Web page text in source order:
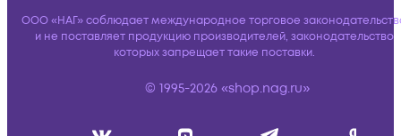
ООО «НАГ» соблюдает международное торговое
и не поставляет продукцию производителей, законодательство
которых запрещает такие поставки.
© 1995-2026 «shop.nag.ru»